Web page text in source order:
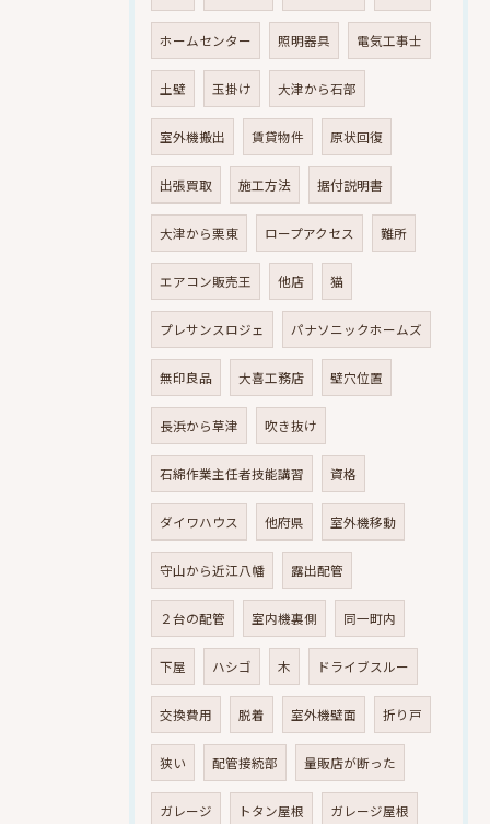
ホームセンター 照明器具 電気工事士
土壁 玉掛け 大津から石部
室外機搬出 賃貸物件 原状回復
出張買取 施工方法 据付説明書
大津から栗東 ロープアクセス 難所
エアコン販売王 他店 猫
プレサンスロジェ パナソニックホームズ
無印良品 大喜工務店 壁穴位置
長浜から草津 吹き抜け
石綿作業主任者技能講習 資格
ダイワハウス 他府県 室外機移動
守山から近江八幡 露出配管
２台の配管 室内機裏側 同一町内
下屋 ハシゴ 木 ドライブスルー
交換費用 脱着 室外機壁面 折り戸
狭い 配管接続部 量販店が断った
ガレージ トタン屋根 ガレージ屋根